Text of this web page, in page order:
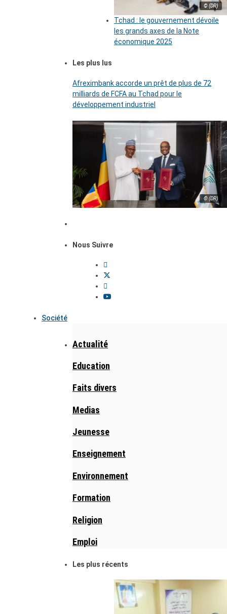
© (DR)
Tchad : le gouvernement dévoile
les grands axes de la Note
économique 2025
Les plus lus
Afreximbank accorde un prêt de plus de 72
milliards de FCFA au Tchad pour le
développement industriel
© (DR)
Nous Suivre
Société
Actualité
Education
Faits divers
Medias
Jeunesse
Enseignement
Environnement
Formation
Religion
Emploi
Les plus récents